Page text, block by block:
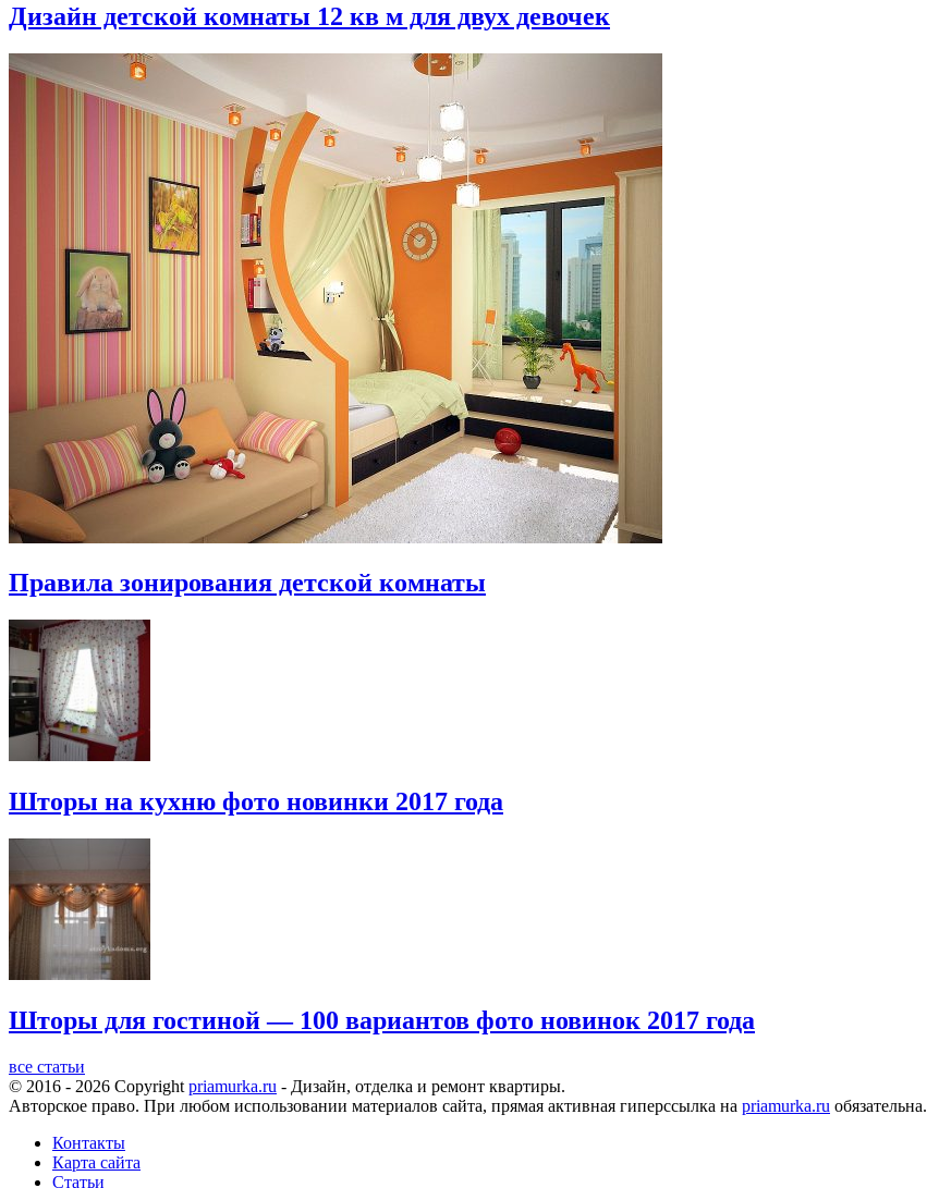
Дизайн детской комнаты 12 кв м для двух девочек
Правила зонирования детской комнаты
Шторы на кухню фото новинки 2017 года
Шторы для гостиной — 100 вариантов фото новинок 2017 года
все статьи
© 2016 - 2026 Copyright priamurka.ru - Дизайн, отделка и ремонт квартиры.
Авторское право. При любом использовании материалов сайта, прямая активная гиперссылка на priamurka.ru обязательна.
Контакты
Карта сайта
Статьи